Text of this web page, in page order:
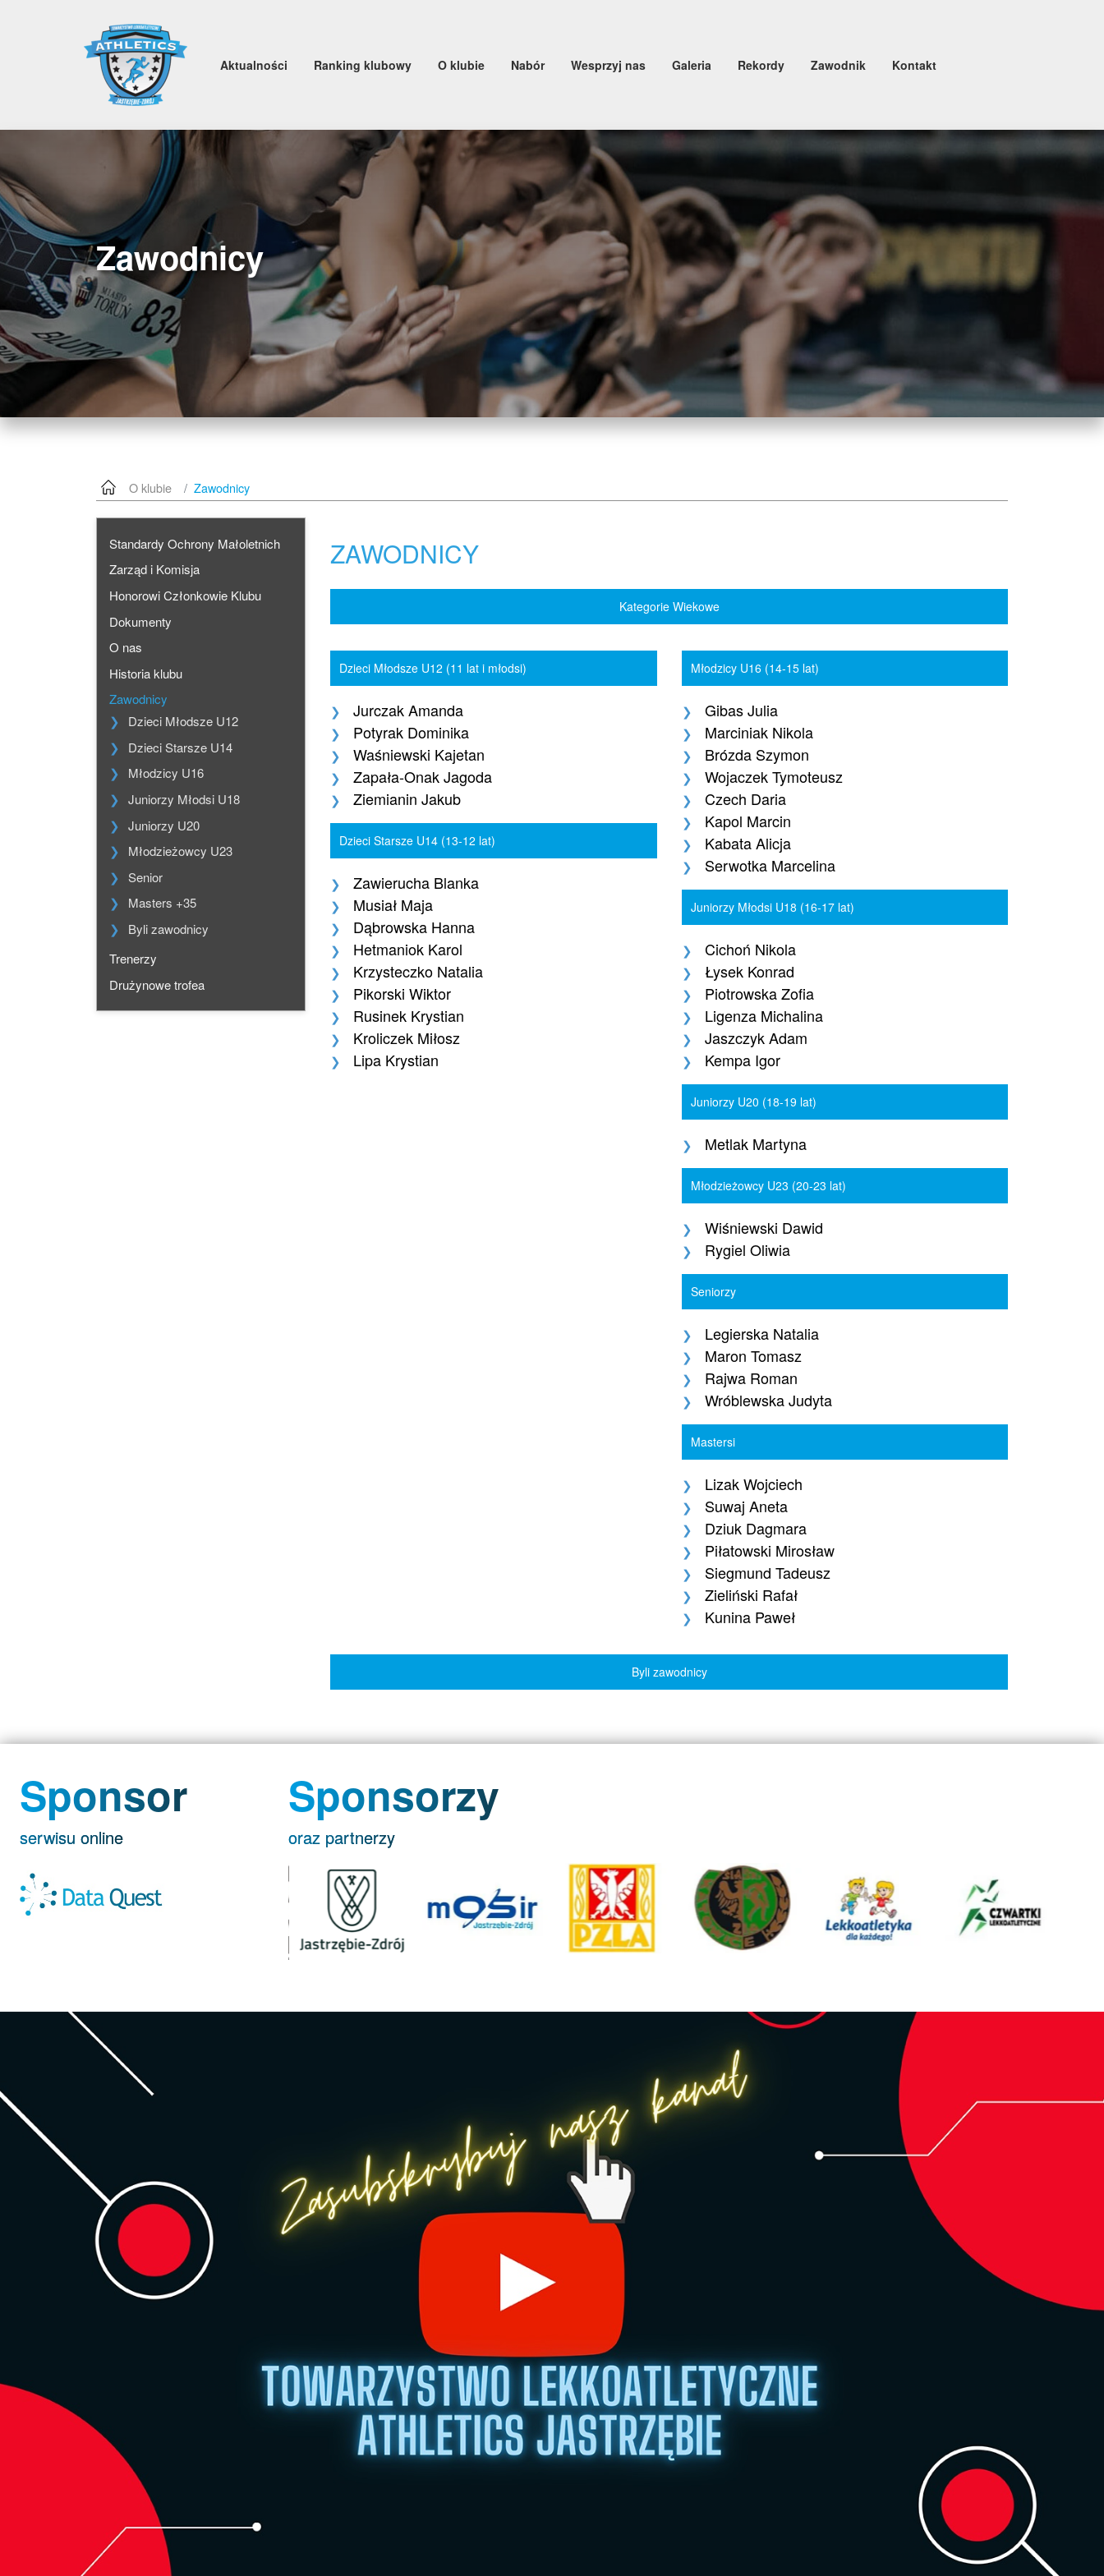
Aktualności Ranking klubowy O klubie Nabór Wesprzyj nas Galeria Rekordy Zawodnik Kontakt
Zawodnicy
O klubie Zawodnicy
Standardy Ochrony Małoletnich
Zarząd i Komisja
Honorowi Członkowie Klubu
Dokumenty
O nas
Historia klubu
Zawodnicy
Dzieci Młodsze U12
Dzieci Starsze U14
Młodzicy U16
Juniorzy Młodsi U18
Juniorzy U20
Młodzieżowcy U23
Senior
Masters +35
Byli zawodnicy
Trenerzy
Drużynowe trofea
ZAWODNICY
Kategorie Wiekowe
Dzieci Młodsze U12 (11 lat i młodsi)
Jurczak Amanda
Potyrak Dominika
Waśniewski Kajetan
Zapała-Onak Jagoda
Ziemianin Jakub
Dzieci Starsze U14 (13-12 lat)
Zawierucha Blanka
Musiał Maja
Dąbrowska Hanna
Hetmaniok Karol
Krzysteczko Natalia
Pikorski Wiktor
Rusinek Krystian
Kroliczek Miłosz
Lipa Krystian
Młodzicy U16 (14-15 lat)
Gibas Julia
Marciniak Nikola
Brózda Szymon
Wojaczek Tymoteusz
Czech Daria
Kapol Marcin
Kabata Alicja
Serwotka Marcelina
Juniorzy Młodsi U18 (16-17 lat)
Cichoń Nikola
Łysek Konrad
Piotrowska Zofia
Ligenza Michalina
Jaszczyk Adam
Kempa Igor
Juniorzy U20 (18-19 lat)
Metlak Martyna
Młodzieżowcy U23 (20-23 lat)
Wiśniewski Dawid
Rygiel Oliwia
Seniorzy
Legierska Natalia
Maron Tomasz
Rajwa Roman
Wróblewska Judyta
Mastersi
Lizak Wojciech
Suwaj Aneta
Dziuk Dagmara
Piłatowski Mirosław
Siegmund Tadeusz
Zieliński Rafał
Kunina Paweł
Byli zawodnicy
Sponsor
serwisu online
Sponsorzy
oraz partnerzy